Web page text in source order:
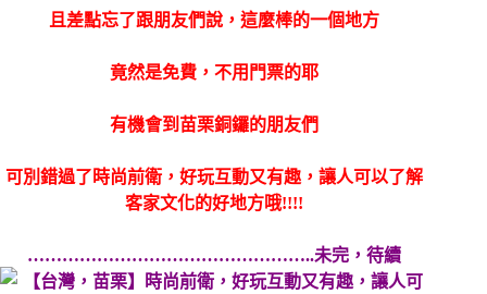
且差點忘了跟朋友們說，這麼棒的一個地方
竟然是免費，不用門票的耶
有機會到苗栗銅鑼的朋友們
可別錯過了時尚前衛，好玩互動又有趣，讓人可以了解
客家文化的好地方哦!!!!
…………………………………………..未完，待續